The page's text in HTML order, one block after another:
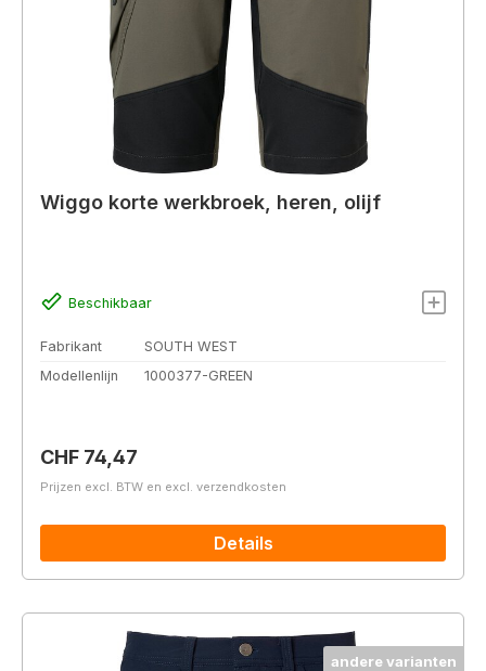
Wiggo korte werkbroek, heren, olijf
Beschikbaar
Fabrikant
SOUTH WEST
Modellenlijn
1000377-GREEN
Normale prijs:
CHF 74,47
Prijzen excl. BTW en excl. verzendkosten
Details
andere varianten